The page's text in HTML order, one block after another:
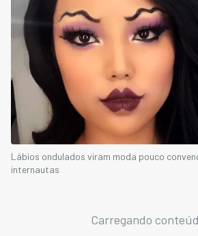
Lábios ondulados viram moda pouco
internautas
Carregando